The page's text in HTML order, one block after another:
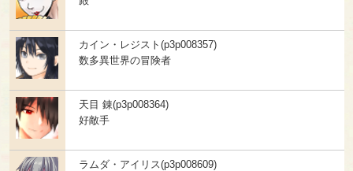
カイン・レジスト(p3p008357)
数多異世界の冒険者
天目 錬(p3p008364)
好敵手
ラムダ・アイリス(p3p008609)